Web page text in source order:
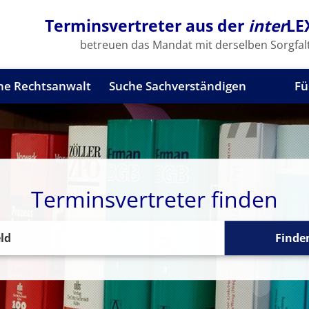
Terminsvertreter aus der inter
betreuen das Mandat mit derselben
Rechtsanwalt Suche Sachverständigen
Terminsvertreter finden